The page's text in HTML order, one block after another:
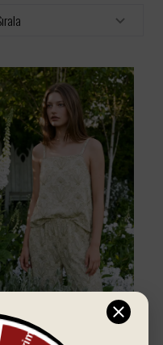
Sepete Ekle